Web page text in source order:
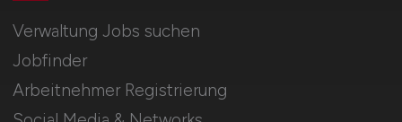
Verwaltung Jobs suchen
Jobfinder
Arbeitnehmer Registrierung